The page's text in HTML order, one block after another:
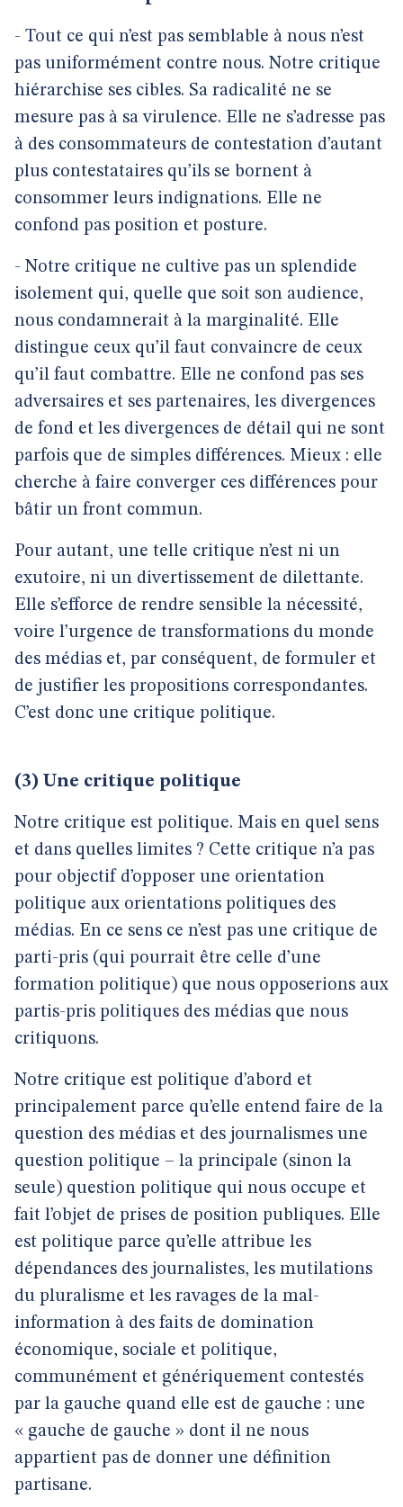
- Tout ce qui n’est pas semblable à nous n’est
pas uniformément contre nous. Notre critique
hiérarchise ses cibles. Sa radicalité ne se
mesure pas à sa virulence. Elle ne s’adresse pas
à des consommateurs de contestation d’autant
plus contestataires qu’ils se bornent à
consommer leurs indignations. Elle ne
confond pas position et posture.
- Notre critique ne cultive pas un splendide
isolement qui, quelle que soit son audience,
nous condamnerait à la marginalité. Elle
distingue ceux qu’il faut convaincre de ceux
qu’il faut combattre. Elle ne confond pas ses
adversaires et ses partenaires, les divergences
de fond et les divergences de détail qui ne sont
parfois que de simples différences. Mieux : elle
cherche à faire converger ces différences pour
bâtir un front commun.
Pour autant, une telle critique n’est ni un
exutoire, ni un divertissement de dilettante.
Elle s’efforce de rendre sensible la nécessité,
voire l’urgence de transformations du monde
des médias et, par conséquent, de formuler et
de justifier les propositions correspondantes.
C’est donc une critique politique.
(3) Une critique politique
Notre critique est politique. Mais en quel sens
et dans quelles limites ? Cette critique n’a pas
pour objectif d’opposer une orientation
politique aux orientations politiques des
médias. En ce sens ce n’est pas une critique de
parti-pris (qui pourrait être celle d’une
formation politique) que nous opposerions aux
partis-pris politiques des médias que nous
critiquons.
Notre critique est politique d’abord et
principalement parce qu’elle entend faire de la
question des médias et des journalismes une
question politique – la principale (sinon la
seule) question politique qui nous occupe et
fait l’objet de prises de position publiques. Elle
est politique parce qu’elle attribue les
dépendances des journalistes, les mutilations
du pluralisme et les ravages de la mal-
information à des faits de domination
économique, sociale et politique,
communément et génériquement contestés
par la gauche quand elle est de gauche : une
« gauche de gauche » dont il ne nous
appartient pas de donner une définition
partisane.